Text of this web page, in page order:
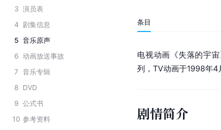
3 演员表
4 剧集信息
5 音乐原声
6 动画放送事故
7 音乐专辑
8 DVD
9 公式书
10 参考资料
条目
电视动画《失落的宇
列，TV动画于1998年
剧情简介